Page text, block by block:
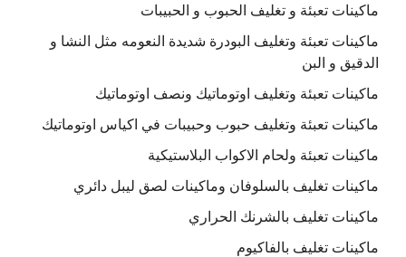
ماكينات تعبئة و تغليف الحبوب و الحبيبات
ماكينات تعبئة وتغليف البودرة شديدة النعومه مثل النشا و
الدقيق و البن
ماكينات تعبئة وتغليف اوتوماتيك ونصف اوتوماتيك
ماكينات تعبئة وتغليف حبوب وحبيبات في اكياس اوتوماتيك
ماكينات تعبئة ولحام الاكواب البلاستيكية
ماكينات تغليف بالسلوفان وماكينات لصق ليبل دائري
ماكينات تغليف بالشرنك الحراري
ماكينات تغليف بالفاكيوم